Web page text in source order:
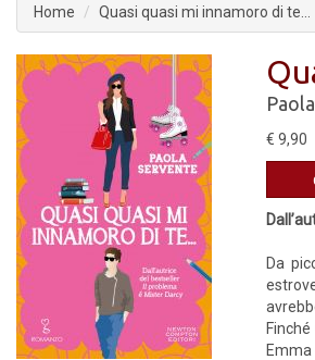
Home Quasi quasi mi innamoro di te…
€ 9,90
Da